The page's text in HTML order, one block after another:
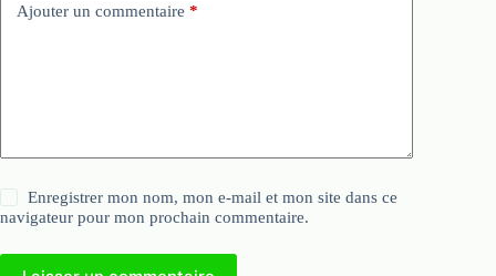
Ajouter un commentaire *
Enregistrer mon nom, mon e-mail et mon site dans ce
navigateur pour mon prochain commentaire.